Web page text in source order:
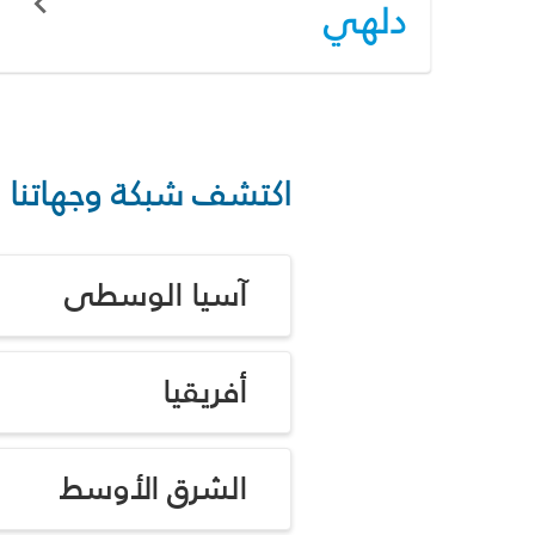
دلهي
اكتشف شبكة وجهاتنا
آسيا الوسطى
أفريقيا
الشرق الأوسط